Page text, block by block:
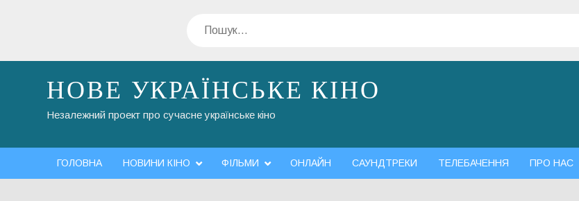
Пошук
НОВЕ УКРАЇНСЬКЕ КІНО
Незалежний проект про сучасне українське кіно
ГОЛОВНА НОВИНИ КІНО ФІЛЬМИ ОНЛАЙН САУНДТРЕКИ ТЕЛЕБАЧЕННЯ ПРО НАС